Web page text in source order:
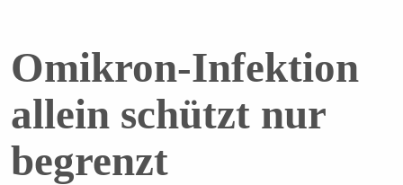
Omikron-Infektion
allein schützt nur
begrenzt